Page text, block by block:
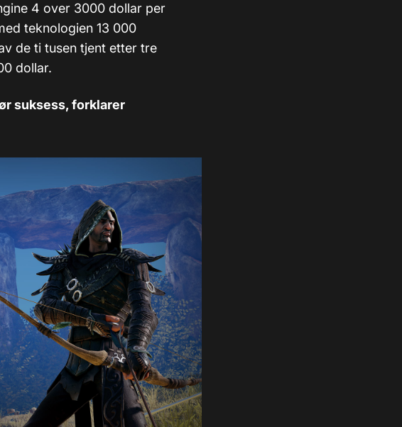
4 over 3000 dollar per
teknologien 13 000
de ti tusen tjent etter tre
dollar.
suksess, forklarer